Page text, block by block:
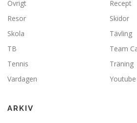
Övrigt
Recept
Resor
Skidor
Skola
Tävling
TB
Team
Tennis
Träning
Vardagen
Youtube
ARKIV